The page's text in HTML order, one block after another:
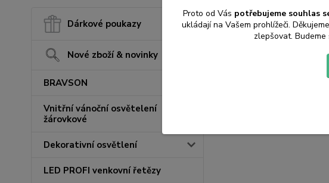
Dárkové poukazy
Nové zboží & novinky
BRAVSON
Vnitřní vánoční osvětelení
žárovkové
Dekorativní osvětlení
LED PROFI venkovní řetězy
Proto od Vás potřebujeme souhlas s
ukládají na Vašem prohlížeči.
zlepšovat.